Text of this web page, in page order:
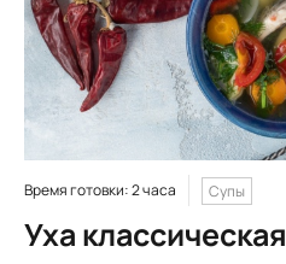
Время готовки: 2 часа Супы
Уха классическая